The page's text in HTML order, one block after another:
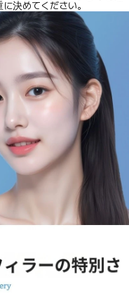
決めてください。